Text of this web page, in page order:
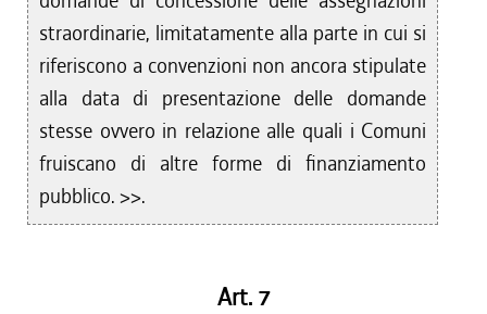
straordinarie, limitatamente alla parte in cui si
riferiscono a convenzioni non ancora stipulate
alla data di presentazione delle domande
stesse ovvero in relazione alle quali i Comuni
fruiscano di altre forme di finanziamento
pubblico. >>.
Art. 7